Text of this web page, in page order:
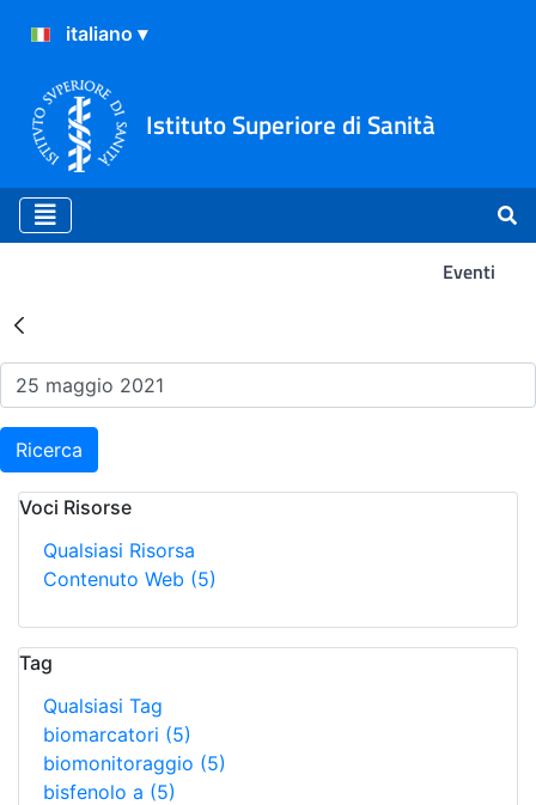
Istituto Superiore di Sanità
Eventi
Risultati della Ricerca -
Ricerca
Voci Risorse
Qualsiasi Risorsa
Contenuto Web (5)
Tag
Qualsiasi Tag
biomarcatori (5)
biomonitoraggio (5)
bisfenolo a (5)